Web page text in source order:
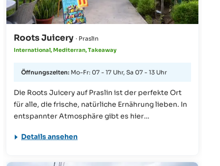
Roots Juicery · Praslin
International, Mediterran, Takeaway
Öffnungszeiten: Mo-Fr: 07 - 17 Uhr, Sa 07 - 13 Uhr
Die Roots Juicery auf Praslin ist der perfekte Ort
für alle, die frische, natürliche Ernährung lieben. In
entspannter Atmosphäre gibt es hier
und bunte Smoothie-Bowls – alles liebevoll
Frühstück, nach dem Strand oder einfach als kleine
Details ansehen